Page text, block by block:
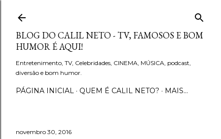
Pular para o conteúdo principal
BLOG DO CALIL NETO - TV, FAMOSOS E BOM
HUMOR É AQUI!
Entretenimento, TV, Celebridades, CINEMA, MÚSICA, podcast,
diversão e bom humor.
PÁGINA INICIAL QUEM É CALIL NETO? MAIS…
novembro 30, 2016